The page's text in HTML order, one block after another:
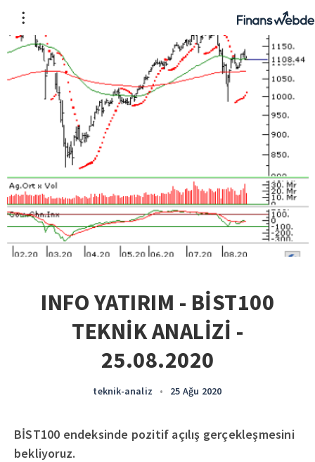
INFO YATIRIM - BİST100
TEKNİK ANALİZİ -
25.08.2020
teknik-analiz • 25 Ağu 2020
BİST100 endeksinde pozitif açılış gerçekleşmesini
bekliyoruz.